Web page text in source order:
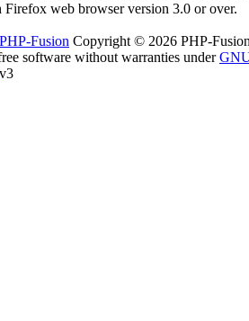
Firefox web browser version 3.0 or over.
PHP-Fusion Copyright © 2026 PHP-
software without warranties under
v3